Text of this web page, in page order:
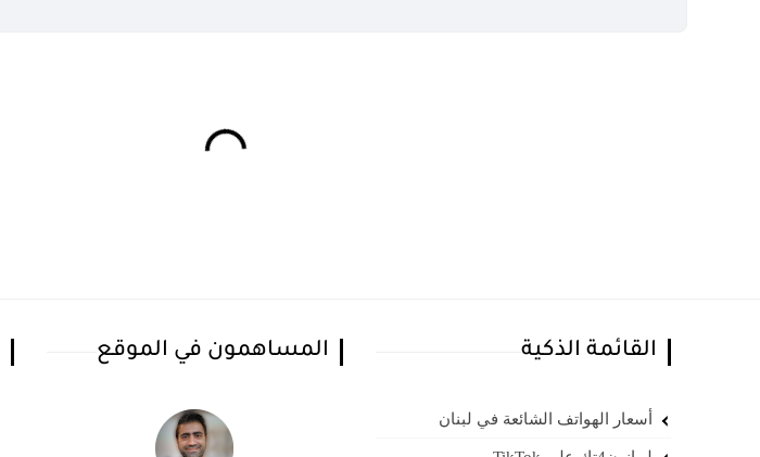
القائمة الذكية
أسعار الهواتف الشائعة في لبنان
المساهمون في الموقع